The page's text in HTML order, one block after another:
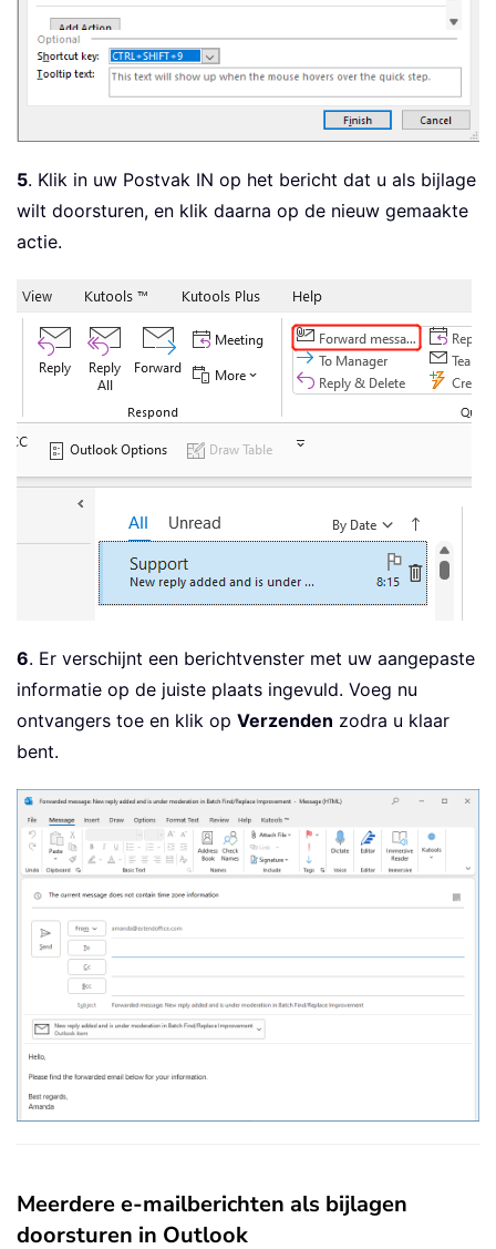
5. Klik in uw Postvak IN op het bericht dat u als bijlage
wilt doorsturen, en klik daarna op de nieuw gemaakte
actie.
6. Er verschijnt een berichtvenster met uw aangepaste
informatie op de juiste plaats ingevuld. Voeg nu
ontvangers toe en klik op Verzenden zodra u klaar
bent.
Meerdere e-mailberichten als bijlagen
doorsturen in Outlook